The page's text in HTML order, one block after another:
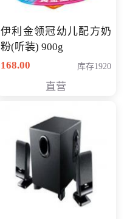
伊利金领冠幼儿配方奶
粉(听装) 900g
168.00
库存1920
直营